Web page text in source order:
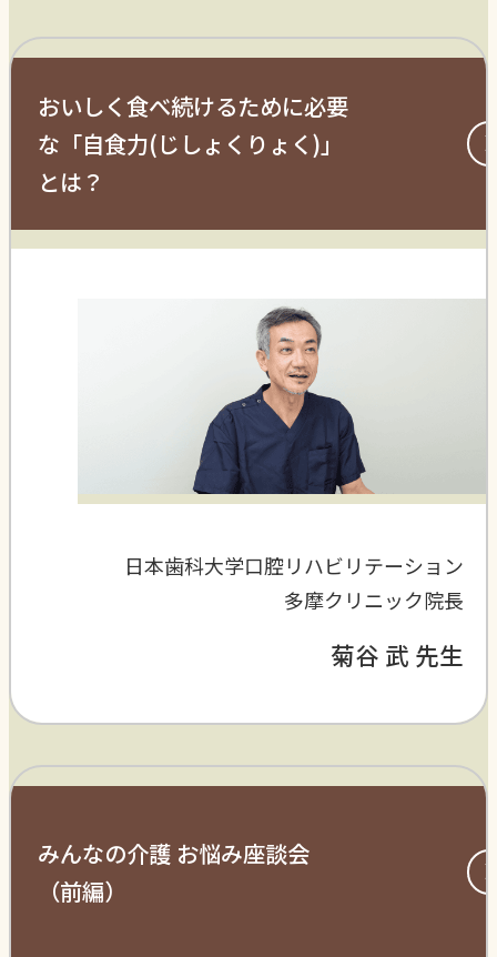
おいしく食べ続けるために必要
な「自食力(じしょくりょく)」
とは？
日本歯科大学口腔リハビリテーション
多摩クリニック院長
菊谷 武 先生
みんなの介護 お悩み座談会
（前編）